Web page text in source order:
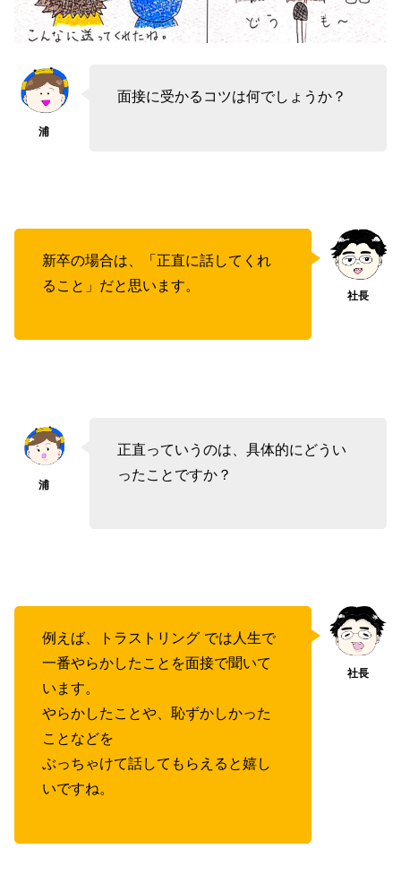
面接に受かるコツは何でしょうか？
新卒の場合は、「正直に話してくれ
ること」だと思います。
正直っていうのは、具体的にどうい
ったことですか？
例えば、トラストリング では人生で
一番やらかしたことを面接で聞いて
います。
やらかしたことや、恥ずかしかった
ことなどを
ぶっちゃけて話してもらえると嬉し
いですね。